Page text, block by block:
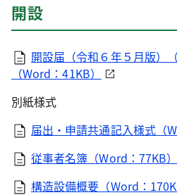
開設
開設届（令和６年５月版）
（Word：41KB）
別紙様式
届出・申請共通記入様式（
従事者名簿（Word：77KB）
構造設備概要（Word：